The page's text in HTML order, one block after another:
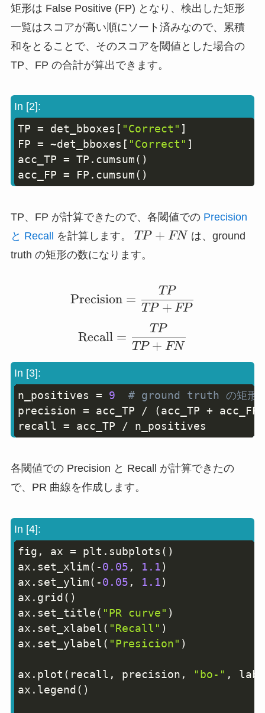
矩形は False Positive (FP) となり、検出した矩形
一覧はスコアが高い順にソート済みなので、累積
和をとることで、そのスコアを閾値とした場合の
TP、FP の合計が算出できます。
In [2]:
TP = det_bboxes [ "Correct" ]
FP = ~det_bboxes [ "Correct" ]
acc_TP = TP . cumsum( )
acc_FP = FP . cumsum( )
TP、FP が計算できたので、各閾値での Precision
と Recall
を計算します。 TP
+
FN
TP + FN は、ground
truth の矩形の数になります。
\mathrm{Precision}
Precision =
TP + FP
TP
\mathrm{Recall} =
Recall =
TP + FN
TP
In [3]:
n_positives = 9
# ground truth の矩形の
precision = acc_TP / (acc_TP + acc_FP
recall = acc_TP / n_positives
Copy
各閾値での Precision と Recall が計算できたの
で、PR 曲線を作成します。
In [4]:
fig , ax = plt . subplots ( )
ax . set_xlim( -0.05 , 1.1)
ax . set_ylim( -0.05 , 1.1)
ax . grid( )
ax . set_title( "PR curve" )
ax . set_xlabel ( "Recall" )
ax . set_ylabel ( "Presicion" )
ax . plot ( recall , precision , "bo-" ,
ax . legend( )